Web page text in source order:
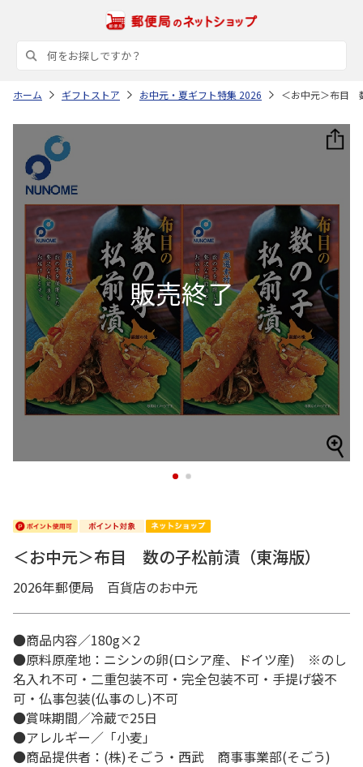
ホーム ギフトストア お中元・夏ギフト特集 2026 ＜お中元＞布目
1 2
＜お中元＞布目 数の子松前漬（東海版）
2026年郵便局 百貨店のお中元
●商品内容／180g×2
●原料原産地：ニシンの卵(ロシア産、ドイツ産) ※のし
名入れ不可・二重包装不可・完全包装不可・手提げ袋不
可・仏事包装(仏事のし)不可
●賞味期間／冷蔵で25日
●アレルギー／「小麦」
●商品提供者：(株)そごう・西武 商事事業部(そごう)